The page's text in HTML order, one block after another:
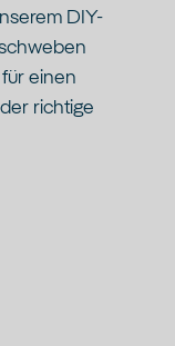
DIY-
einen
richtige